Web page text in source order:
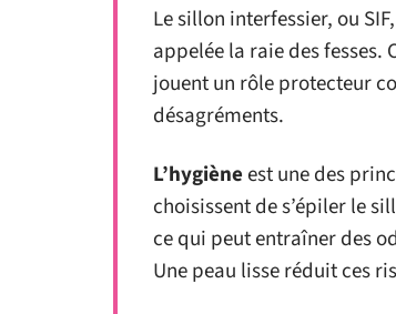
Le sillon interfessier, ou
appelée la raie des fesses.
jouent un rôle protecteur
désagréments.
L’hygièneest une des
choisissent de s’épiler le
ce qui peut entraîner des
Une peau lisse réduit ces